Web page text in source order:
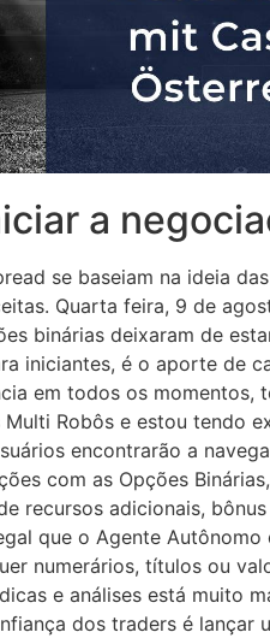
a
se baseiam na ideia
Quarta feira, 9 de
binárias deixaram de
iniciantes, é o aporte de
em todos os
Robôs e estou tendo
encontrarão a
com as Opções
recursos adicionais,
que o Agente
numerários, títulos ou
e análises está muito
dos traders é lançar